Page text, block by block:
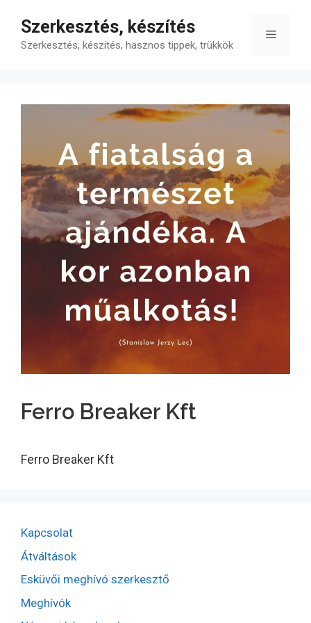
tartalomba
Szerkesztés, készítés
Szerkesztés, készítés, hasznos tippek, trükkök
Menü
Ferro Breaker Kft
Ferro Breaker Kft
Kapcsolat
Átváltások
Esküvői meghívó szerkesztő
Meghívók